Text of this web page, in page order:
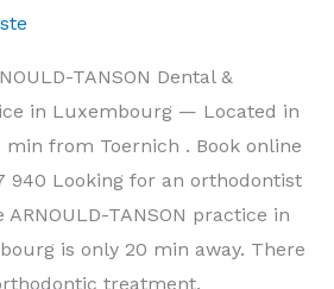
TANSON Dental &
in Luxembourg — Located in
min from Toernich . Book online
940 Looking for an orthodontist
TANSON practice in
is only 20 min away. There
treatment.